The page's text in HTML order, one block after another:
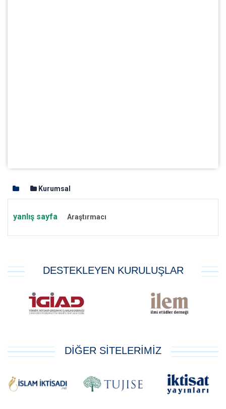
Kurumsal
yanlış sayfa Araştırmacı
DESTEKLEYEN KURULUŞLAR
DİĞER SİTELERİMİZ